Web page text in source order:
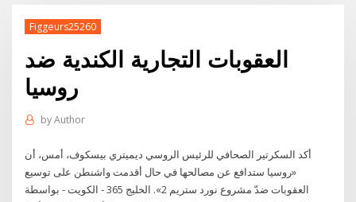
Figgeurs25260
العقوبات التجارية الكندية ضد
روسيا
byAuthor
أكد السكرتير الصحافي للرئيس الروسي ديميتري بيسكوف، أمس، أن
«روسيا ستدافع عن مصالحها في حال أقدمت واشنطن على توسيع
العقوبات ضدّ مشروع نورد ستريم 2». الخليج 365 - الكويت - بواسطة